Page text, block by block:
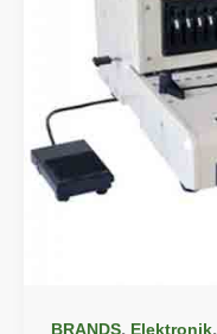
BRANDS, Elektronik,